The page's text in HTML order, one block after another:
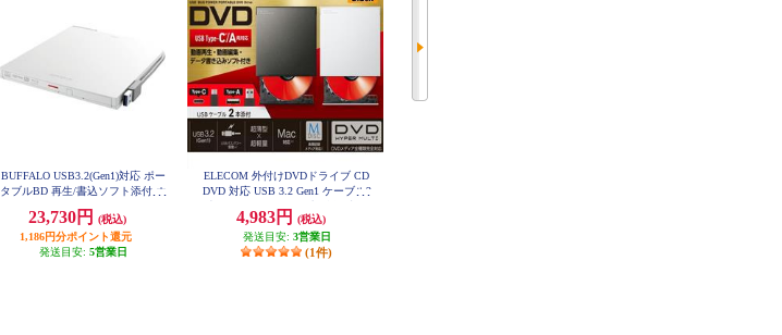
BUFFALO USB3.2(Gen1)対応 ポー
タブルBD 再生/書込ソフト添付 ホ
23,730円
(税込)
1,186円分ポイント還元
発送目安: 5営業日
ELECOM 外付けDVDドライブ CD
DVD 対応 USB 3.2 Gen1 ケーブル2
ソフト バスパワー 軽量 ブラック
LDR-PWA8U3CVBK
4,983円
(税込)
発送目安: 3営業日
(1件)